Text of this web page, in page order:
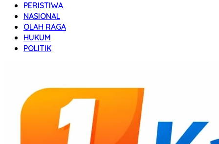
PERISTIWA
NASIONAL
OLAH RAGA
HUKUM
POLITIK